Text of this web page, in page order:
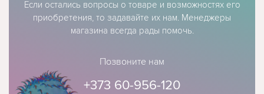
Если остались вопросы о товаре и возможностях его
приобретения, то задавайте их нам. Менеджеры
магазина всегда рады помочь.
Позвоните нам
+373 60-956-120